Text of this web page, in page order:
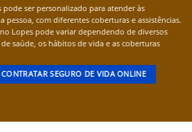
ser personalizado para atender às
pessoa, com diferentes coberturas e assistências.
Lopes pode variar dependendo de diversos
saúde, os hábitos de vida e as coberturas
CONTRATAR SEGURO DE VIDA ONLINE